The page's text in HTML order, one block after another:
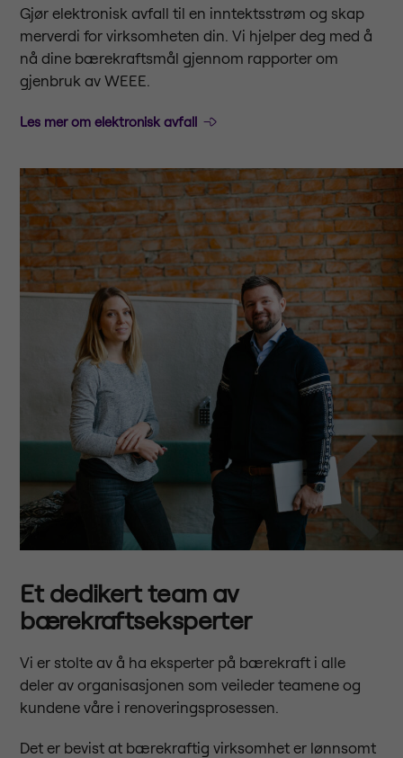
Gjør elektronisk avfall til en inntektsstrøm og skap
merverdi for virksomheten din. Vi hjelper deg med å
nå dine bærekraftsmål gjennom rapporter om
gjenbruk av WEEE.
Les mer om elektronisk avfall
Et dedikert team av
bærekraftseksperter
Vi er stolte av å ha eksperter på bærekraft i alle
deler av organisasjonen som veileder teamene og
kundene våre i renoveringsprosessen.
Det er bevist at bærekraftig virksomhet er lønnsomt